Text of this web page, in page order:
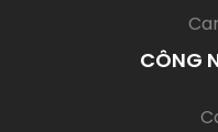
CÔNG